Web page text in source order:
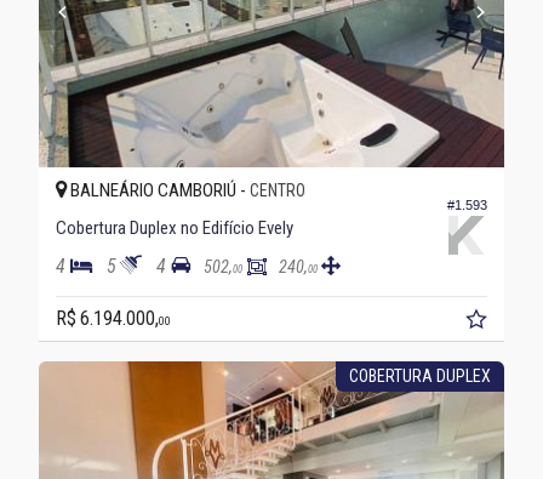
#1.593
BALNEÁRIO CAMBORIÚ - CENTRO
Cobertura Duplex no Edifício Evely
4 5 4 502,00 240,00
R$ 6.194.000,00
COBERTURA DUPLEX